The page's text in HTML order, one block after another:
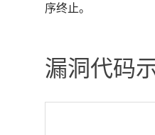
序终止。
漏洞代码